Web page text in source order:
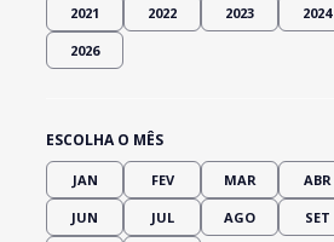
2021 2022 2023 2024
2026
ESCOLHA O MÊS
JAN FEV MAR ABR
JUN JUL AGO SET